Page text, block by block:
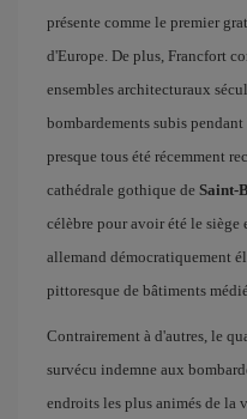
présente comme le premier
d'Europe. De plus, Francfort
ensembles architecturaux
bombardements subis
presque tous été récemment
cathédrale gothique de Saint-
célèbre pour avoir été le
allemand démocratiquement
pittoresque de bâtiments
Contrairement à d'autres, le
survécu indemne aux
endroits les plus animés de la